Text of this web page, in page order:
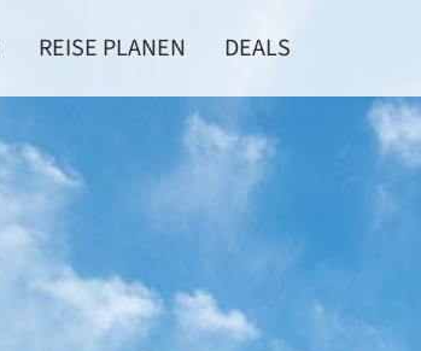
REISE PLANEN DEALS